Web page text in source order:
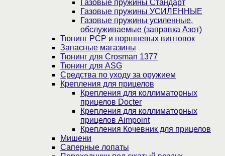
Газовые пружины Стандарт
Газовые пружины УСИЛЕННЫЕ
Газовые пружины усиленные,
обслуживаемые (заправка Азот)
Тюнинг PCP и поршневых винтовок
Запасные магазины
Тюнинг для Crosman 1377
Тюнинг для ASG
Средства по уходу за оружием
Крепления для прицелов
Крепления для коллиматорных
прицелов Docter
Крепления для коллиматорных
прицелов Aimpoint
Крепления Кочевник для прицелов
Мишени
Саперные лопаты